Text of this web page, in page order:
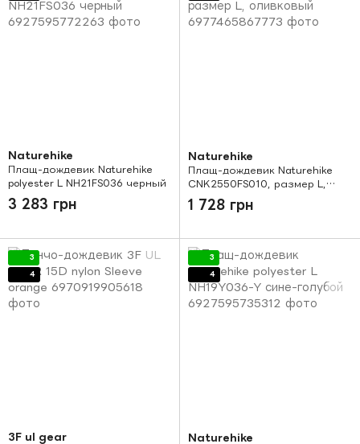
Naturehike
Плащ-дождевик Naturehike
polyester L NH21FS036 черный
3 283 грн
Naturehike
Плащ-дождевик Naturehike
CNK2550FS010, размер L,
оливковый
1 728 грн
3
4
3F ul gear
3
4
Naturehike